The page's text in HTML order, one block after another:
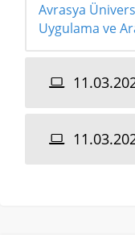
Avrasya
Uygulama ve